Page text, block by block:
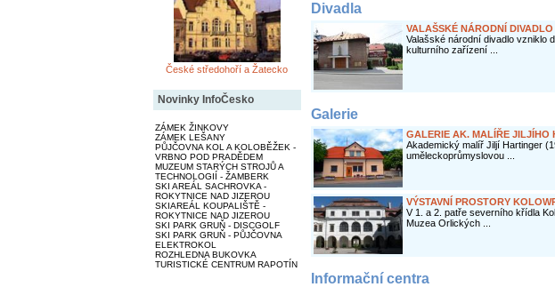
České středohoří a Žatecko
Novinky InfoČesko
ZÁMEK ŽINKOVY
ZÁMEK LEŠANY
PŮJČOVNA KOL A KOLOBĚŽEK -
VRBNO POD PRADĚDEM
MUZEUM STARÝCH STROJŮ A
TECHNOLOGIÍ - ŽAMBERK
SKI AREÁL SACHROVKA -
ROKYTNICE NAD JIZEROU
SKIAREÁL KOUPALIŠTĚ -
ROKYTNICE NAD JIZEROU
SKI PARK GRUŇ - DISCGOLF
SKI PARK GRUŇ - PŮJČOVNA
ELEKTROKOL
ROZHLEDNA BUKOVKA
TURISTICKÉ CENTRUM RAPOTÍN
Divadla
VALAŠSKÉ NÁRODNÍ
Valašské národní divadlo vzniklo
kulturního zařízení ...
Galerie
GALERIE AK. MALÍŘE JILJÍHO
Akademický malíř Jiljí Hartinger
uměleckoprůmyslovou ...
VÝSTAVNÍ PROSTORY
V 1. a 2. patře severního křídla
Muzea Orlických ...
Informační centra